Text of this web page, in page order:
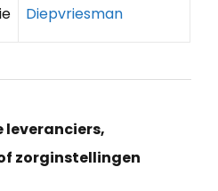
Diepvriesman
leveranciers,
zorginstellingen